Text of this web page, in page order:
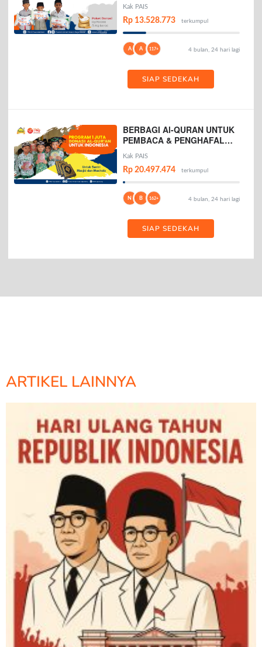
Kak PAIS
Rp 13.528.773 terkumpul
A A 117+ 4 bulan, 24 hari lagi
SIAP SEDEKAH
BERBAGI Al-QURAN UNTUK
PEMBACA & PENGHAFAL
AL-QURAN
Kak PAIS
Rp 20.497.474 terkumpul
N B 162+ 4 bulan, 24 hari lagi
SIAP SEDEKAH
ARTIKEL LAINNYA